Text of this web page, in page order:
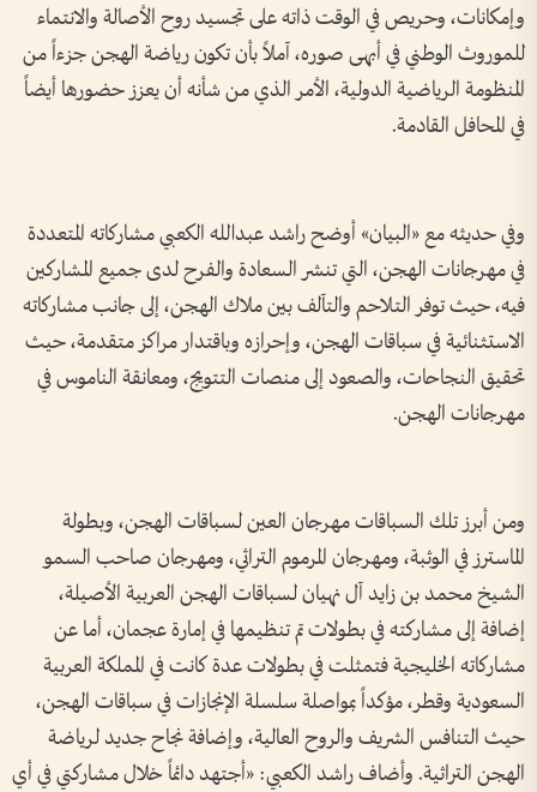
وإمكانات، وحريص في الوقت ذاته على تجسيد روح الأصالة والانتماء
للموروث الوطني في أبهى صوره، آملاً بأن تكون رياضة الهجن جزءاً من
المنظومة الرياضية الدولية، الأمر الذي من شأنه أن يعزز حضورها أيضاً
في المحافل القادمة.
وفي حديثه مع «البيان» أوضح راشد عبدالله الكعبي مشاركاته المتعددة
في مهرجانات الهجن، التي تنشر السعادة والفرح لدى جميع المشاركين
فيه، حيث توفر التلاحم والتآلف بين ملاك الهجن، إلى جانب مشاركاته
الاستثنائية في سباقات الهجن، وإحرازه وباقتدار مراكز متقدمة، حيث
تحقيق النجاحات، والصعود إلى منصات التتويج، ومعانقة الناموس في
مهرجانات الهجن.
ومن أبرز تلك السباقات مهرجان العين لسباقات الهجن، وبطولة
الماسترز في الوثبة، ومهرجان المرموم التراثي، ومهرجان صاحب السمو
الشيخ محمد بن زايد آل نهيان لسباقات الهجن العربية الأصيلة،
إضافة إلى مشاركته في بطولات تم تنظيمها في إمارة عجمان، أما عن
مشاركاته الخليجية فتمثلت في بطولات عدة كانت في المملكة العربية
السعودية وقطر، مؤكداً بمواصلة سلسلة الإنجازات في سباقات الهجن،
حيث التنافس الشريف والروح العالية، وإضافة نجاح جديد لرياضة
الهجن التراثية. وأضاف راشد الكعبي: «أجتهد دائماً خلال مشاركتي في أي